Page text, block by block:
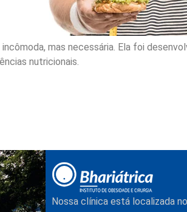
mas necessária. Ela foi
nutricionais.
Nossa clínica está localizada